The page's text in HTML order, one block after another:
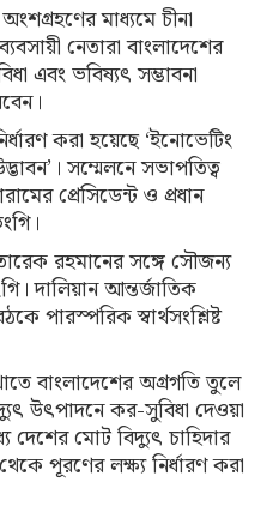
মাধ্যমে চীনা
নেতারা বাংলাদেশের
এবং ভবিষ্যৎ সম্ভাবনা
করা হয়েছে ‘ইনোভেটিং
সম্মেলনে সভাপতিত্ব
প্রেসিডেন্ট ও প্রধান
রহমানের সঙ্গে সৌজন্য
দালিয়ান আন্তর্জাতিক
পারস্পরিক স্বার্থসংশ্লিষ্ট
বাংলাদেশের অগ্রগতি তুলে
উৎপাদনে কর-সুবিধা দেওয়া
মোট বিদ্যুৎ চাহিদার
পূরণের লক্ষ্য নির্ধারণ করা